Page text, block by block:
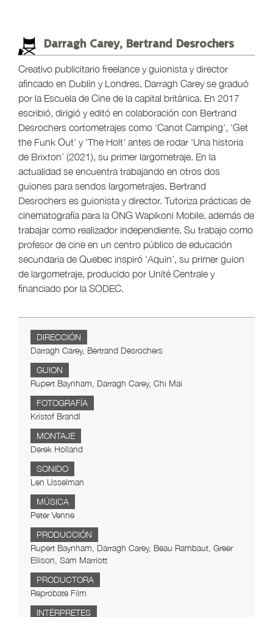
Darragh Carey, Bertrand Desrochers
Creativo publicitario freelance y guionista y director
afincado en Dublín y Londres, Darragh Carey se graduó
por la Escuela de Cine de la capital británica. En 2017
escribió, dirigió y editó en colaboración con Bertrand
Desrochers cortometrajes como ‘Canot Camping’, ‘Get
the Funk Out’ y ‘The Holt’ antes de rodar ‘Una historia
de Brixton’ (2021), su primer largometraje. En la
actualidad se encuentra trabajando en otros dos
guiones para sendos largometrajes. Bertrand
Desrochers es guionista y director. Tutoriza prácticas de
cinematografía para la ONG Wapikoni Mobile, además de
trabajar como realizador independiente. Su trabajo como
profesor de cine en un centro público de educación
secundaria de Quebec inspiró ‘Aquin’, su primer guion
de largometraje, producido por Unité Centrale y
financiado por la SODEC.
DIRECCIÓN
Darragh Carey, Bertrand Desrochers
GUION
Rupert Baynham, Darragh Carey, Chi Mai
FOTOGRAFÍA
Kristof Brandl
MONTAJE
Derek Holland
SONIDO
Len Usselman
MÚSICA
Peter Venne
PRODUCCIÓN
Rupert Baynham, Darragh Carey, Beau Rambaut, Greer
Ellison, Sam Marriott
PRODUCTORA
Reprobate Film
INTÉRPRETES